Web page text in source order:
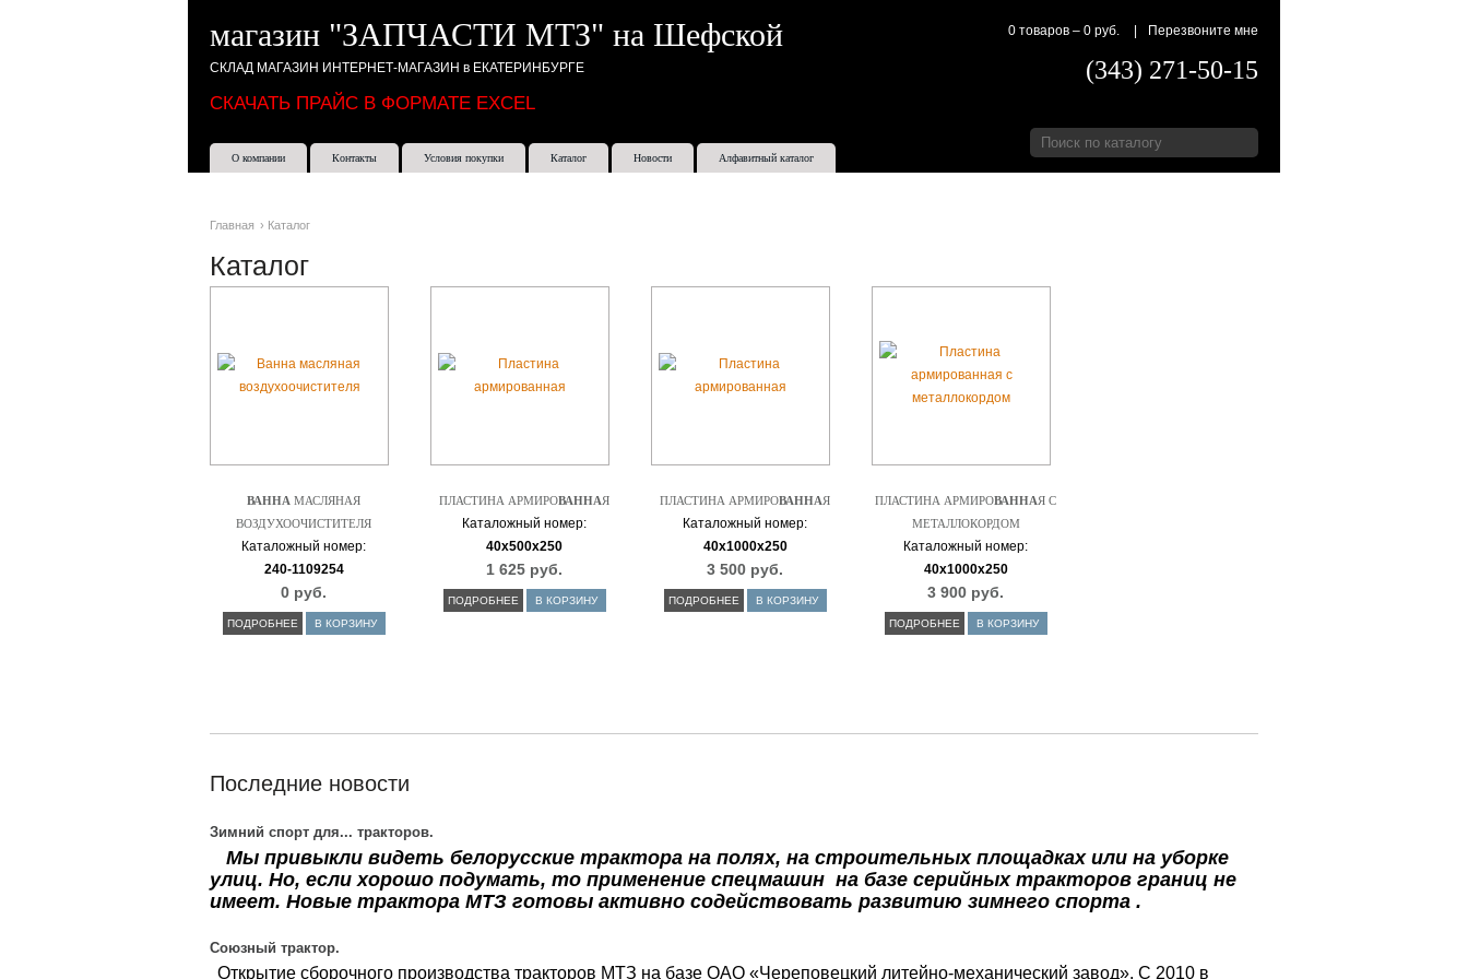
магазин "ЗАПЧАСТИ МТЗ" на Шефской
СКЛАД МАГАЗИН ИНТЕРНЕТ-МАГАЗИН в ЕКАТЕРИНБУРГЕ
0 товаров – 0 руб. Перезвоните мне
(343) 271-50-15
СКАЧАТЬ ПРАЙС В ФОРМАТЕ EXCEL
О компании Контакты Условия покупки Каталог Новости Алфавитный каталог
Главная › Каталог
Каталог
ВАННА МАСЛЯНАЯ
ВОЗДУХООЧИСТИТЕЛЯ
Каталожный номер:
240-1109254
0 руб.
ПОДРОБНЕЕ В КОРЗИНУ
ПЛАСТИНА АРМИРОВАННАЯ
Каталожный номер:
40х500х250
1 625 руб.
ПОДРОБНЕЕ В КОРЗИНУ
ПЛАСТИНА АРМИРОВАННАЯ
Каталожный номер:
40х1000х250
3 500 руб.
ПОДРОБНЕЕ В КОРЗИНУ
ПЛАСТИНА АРМИРОВАННАЯ С
МЕТАЛЛОКОРДОМ
Каталожный номер:
40х1000х250
3 900 руб.
ПОДРОБНЕЕ В КОРЗИНУ
Последние новости
Зимний спорт для... тракторов.
Мы привыкли видеть белорусские трактора на полях, на строительных площадках или на уборке
улиц. Но, если хорошо подумать, то применение спецмашин на базе серийных тракторов границ не
имеет. Новые трактора МТЗ готовы активно содействовать развитию зимнего спорта .
Союзный трактор.
Открытие сборочного производства тракторов МТЗ на базе ОАО «Череповецкий литейно-механический завод». С 2010 в